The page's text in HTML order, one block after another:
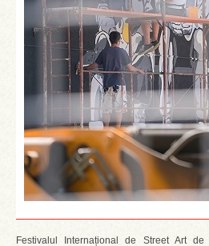
Festivalul Internațional de Street Art